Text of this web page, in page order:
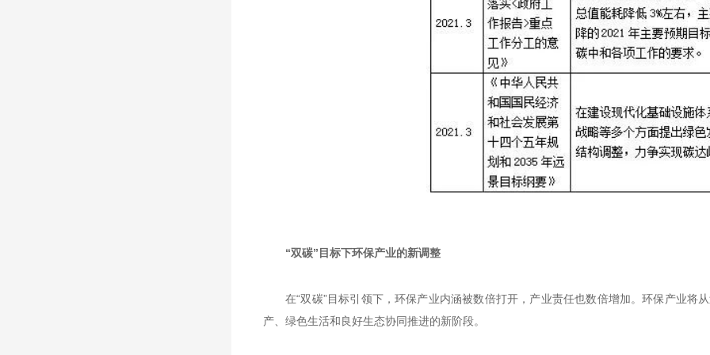
“双碳”目标下环保产业的新调整
在“双碳”目标引领下，环保产业内涵被数倍打开，产业责任也数倍增加。环保产业将
产、绿色生活和良好生态协同推进的新阶段。